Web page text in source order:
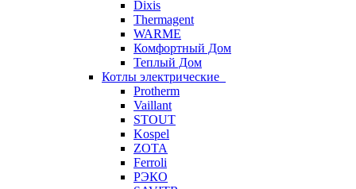
Dixis
Thermagent
WARME
Комфортный Дом
Теплый Дом
Котлы электрические
Protherm
Vaillant
STOUT
Kospel
ZOTA
Ferroli
РЭКО